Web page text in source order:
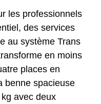
les professionnels
des services
au système Trans
en moins
places en
benne spacieuse
avec deux